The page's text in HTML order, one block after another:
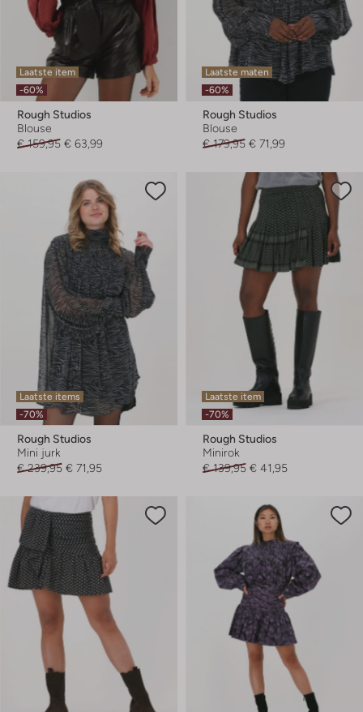
Laatste item
-60%
Rough Studios
Blouse
€ 159,95 € 63,99
Laatste maten
-60%
Rough Studios
Blouse
€ 179,95 € 71,99
Laatste items
-70%
Rough Studios
Mini jurk
€ 239,95 € 71,95
Laatste item
-70%
Rough Studios
Minirok
€ 139,95 € 41,95